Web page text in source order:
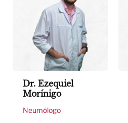
Dr. Ezequiel
Morínigo
Neumólogo